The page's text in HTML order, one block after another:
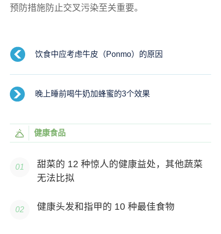
预防措施防止交叉污染至关重要。
饮食中应考虑牛皮（Ponmo）的原因
晚上睡前喝牛奶加蜂蜜的3个效果
健康食品
甜菜的 12 种惊人的健康益处，其他蔬菜
无法比拟
健康头发和指甲的 10 种最佳食物